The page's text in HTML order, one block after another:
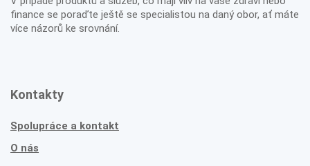
finance se poraďte ještě se specialistou na daný obor, ať máte
více názorů ke srovnání.
Kontakty
Spolupráce a kontakt
O nás